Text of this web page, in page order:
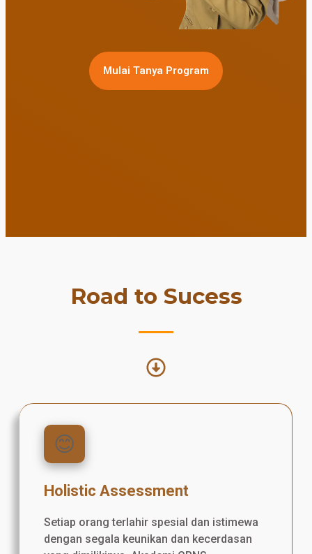
Mulai Tanya Program
Road to Sucess
😊
Holistic Assessment
Setiap orang terlahir spesial dan istimewa
dengan segala keunikan dan kecerdasan